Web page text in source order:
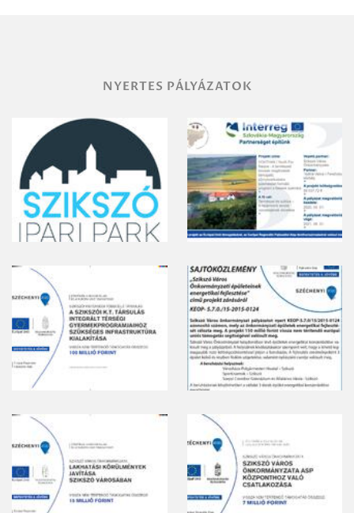
NYERTES PÁLYÁZATOK